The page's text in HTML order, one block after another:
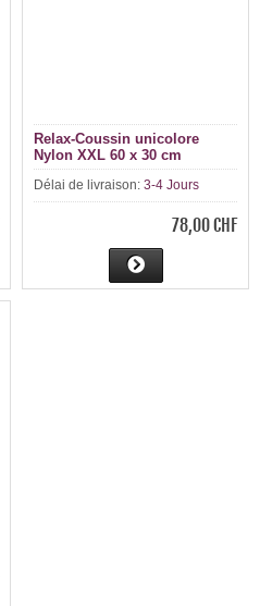
Relax-Coussin unicolore
Nylon XXL 60 x 30 cm
Délai de livraison: 3-4 Jours
78,00 CHF